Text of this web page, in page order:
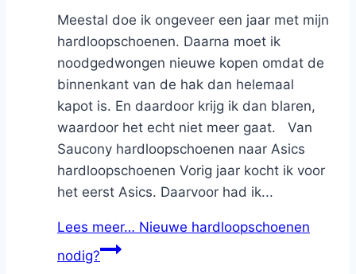
Meestal doe ik ongeveer een jaar met mijn
hardloopschoenen. Daarna moet ik
noodgedwongen nieuwe kopen omdat de
binnenkant van de hak dan helemaal
kapot is. En daardoor krijg ik dan blaren,
waardoor het echt niet meer gaat. Van
Saucony hardloopschoenen naar Asics
hardloopschoenen Vorig jaar kocht ik voor
het eerst Asics. Daarvoor had ik...
Lees meer… Nieuwe hardloopschoenen
nodig?